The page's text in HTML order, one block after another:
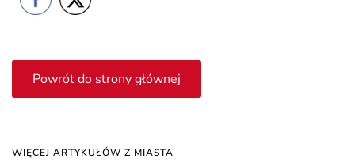
Powrót do strony głównej
WIĘCEJ ARTYKUŁÓW Z MIASTA